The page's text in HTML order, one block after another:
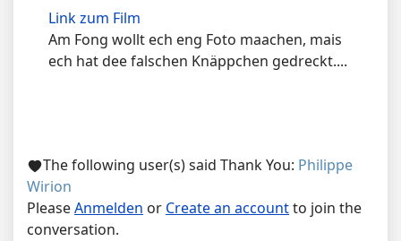
Link zum Film
Am Fong wollt ech eng Foto maachen, mais
ech hat dee falschen Knäppchen gedreckt....
The following user(s) said Thank You: Philippe
Wirion
PleaseAnmelden or Create an accountto join the
conversation.